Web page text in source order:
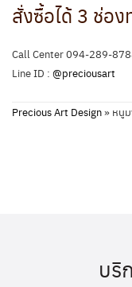
สั่งซื้อได้ 3 ช่อง
Call Center 094-289-
Line ID : @preciousart
Precious Art Design» หนู
บริ